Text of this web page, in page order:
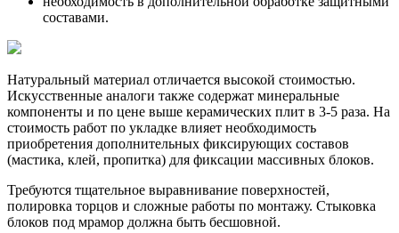
составами.
Натуральный материал отличается высокой стоимостью.
Искусственные аналоги также содержат минеральные
компоненты и по цене выше керамических плит в 3-5 раза. На
стоимость работ по укладке влияет необходимость
приобретения дополнительных фиксирующих составов
(мастика, клей, пропитка) для фиксации массивных блоков.
Требуются тщательное выравнивание поверхностей,
полировка торцов и сложные работы по монтажу. Стыковка
блоков под мрамор должна быть бесшовной.